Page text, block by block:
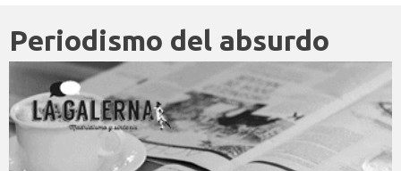
Periodismo del absurdo